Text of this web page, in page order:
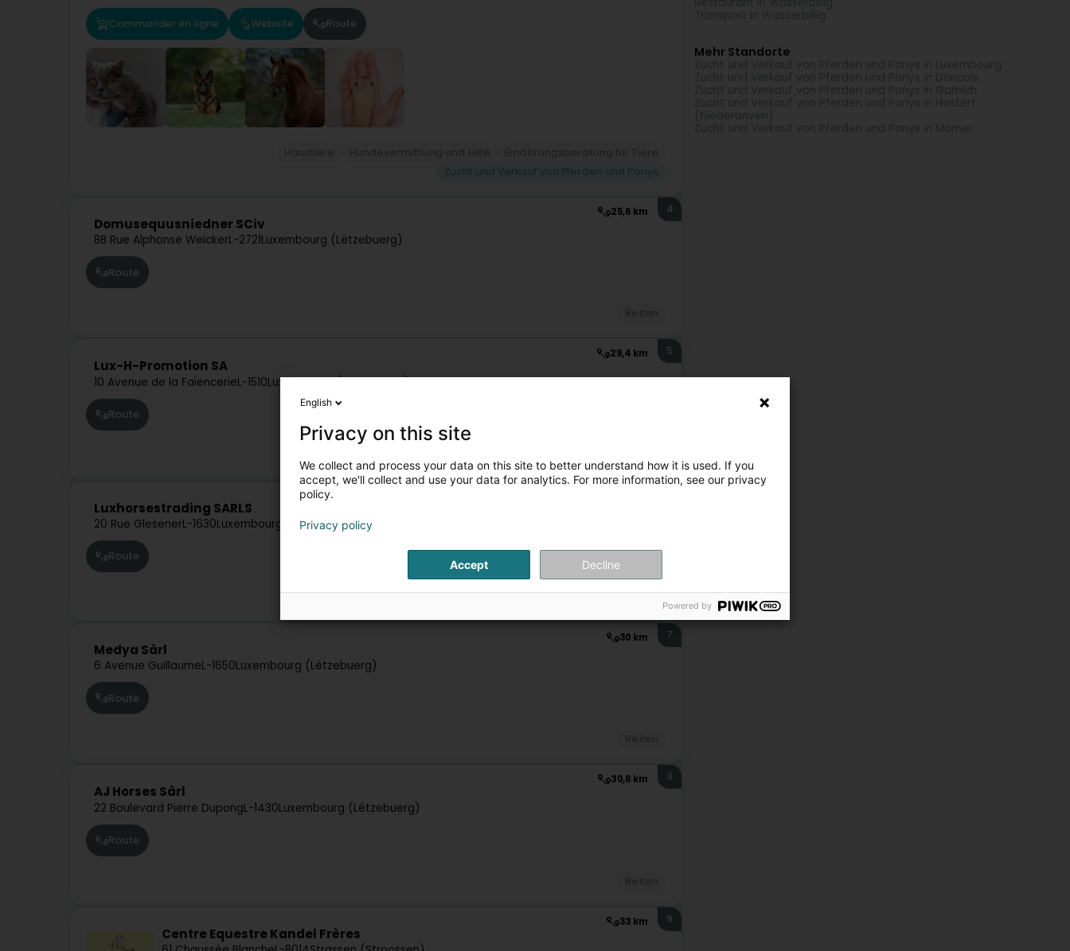
Commander en ligne Website Route
25,6 km
Domusequusniedner SCiv
8B Rue Alphonse WeickerL-2721Luxembourg (Lëtzebuerg)
4
Route
29,4 km
Lux-H-Promotion SA
10 Avenue de la FaïencerieL-1510Luxembourg (Lëtzebuerg)
5
Route
Luxhorsestrading SARLS
20 Rue GlesenerL-1630Luxembourg (Lëtzebuerg)
Route
Reiten
30 km
Medya Sàrl
6 Avenue GuillaumeL-1650Luxembourg (Lëtzebuerg)
7
Route
30,6 km
AJ Horses Sàrl
22 Boulevard Pierre DupongL-1430Luxembourg (Lëtzebuerg)
8
Route
33 km
Centre Equestre Kandel Frères
9
Mehr Standorte
English
Privacy on this site
We collect and process your data on this site to better understand how it is used. If you
accept, we'll collect and use your data for analytics. For more information, see our privacy
policy.
Privacy policy
Accept Decline
Powered by